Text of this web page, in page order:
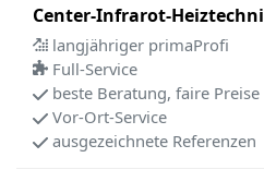
Center-Infrarot-
langjähriger primaProfi
Full-Service
beste Beratung, faire Preise
Vor-Ort-Service
ausgezeichnete Referenzen